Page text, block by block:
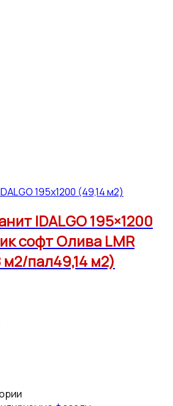
195x1200 (49,14 м2)
IDALGO 195×1200
софт Олива LMR
м2/пал49,14 м2)